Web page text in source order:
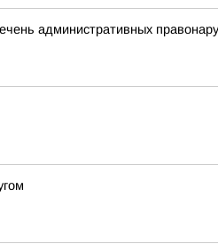
административных